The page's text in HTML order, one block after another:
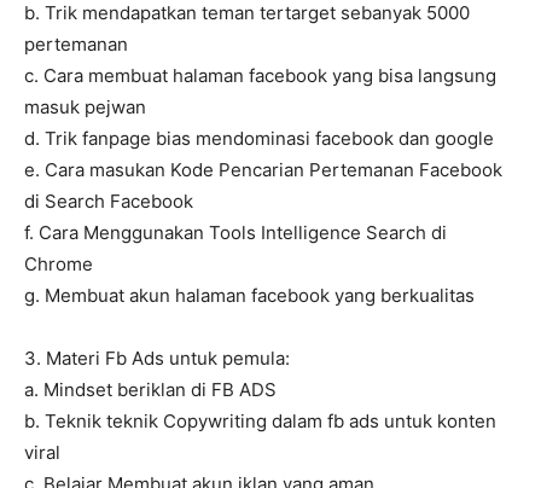
b. Trik mendapatkan teman tertarget sebanyak 5000
pertemanan
c. Cara membuat halaman facebook yang bisa langsung
masuk pejwan
d. Trik fanpage bias mendominasi facebook dan google
e. Cara masukan Kode Pencarian Pertemanan Facebook
di Search Facebook
f. Cara Menggunakan Tools Intelligence Search di
Chrome
g. Membuat akun halaman facebook yang berkualitas
3. Materi Fb Ads untuk pemula:
a. Mindset beriklan di FB ADS
b. Teknik teknik Copywriting dalam fb ads untuk konten
viral